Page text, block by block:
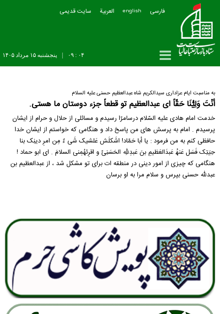
فارسی english العربیة سایت قدیمی
پنجشنبه ۱۵ مرداد ۱۴۰۵ ۰۴ : ۰۹
به مناسبت ایام عزاداری سیدالکریم شاه عبدالعظیم حسنی علیه السلام
أنْتَ وَلِيُّنَا حَقّاً ای عبدالعظیم تو قطعاً جزء دوستان ما هستی.
خدمت امام ھادی علیه السّلام درسامرّا رسیدم و مسائلی از حلال و حرام از ایشان
پرسیدم . امام به پرسش ھای من پاسخ داد و ھنگامی که خواستم از ایشان خدا
حافظی کنم به من فرمود : یا أبا حَمّاد! اشَکلَش عَلشیک شَی ءٌ مِن امرِ دینِک بنا
حِیَتِک فَسَل عَنھُ عَبدَالعَظیمِ بنَ عَبدِﷲِ الحَسَنِیّ و اقرِئھُمِنی السلامَ . ای ابو حماد !
ھنگامی که چیزی از امور دینی در منطقه ات برای تو مشکل شد ، از عبدالعظیم بن
عبدﷲ حسنی بپرس و سلام مرا به او برسان